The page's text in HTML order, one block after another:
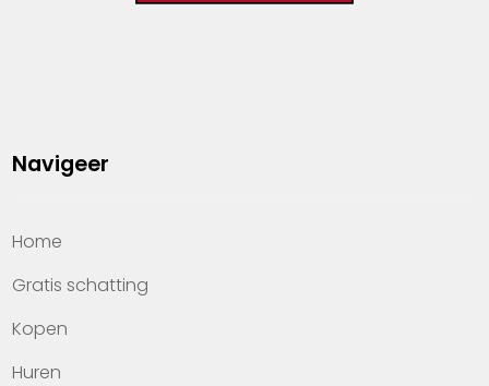
Navigeer
Home
Gratis schatting
Kopen
Huren